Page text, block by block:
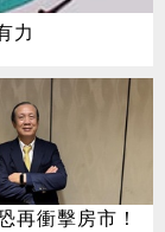
力
再衝擊房市！